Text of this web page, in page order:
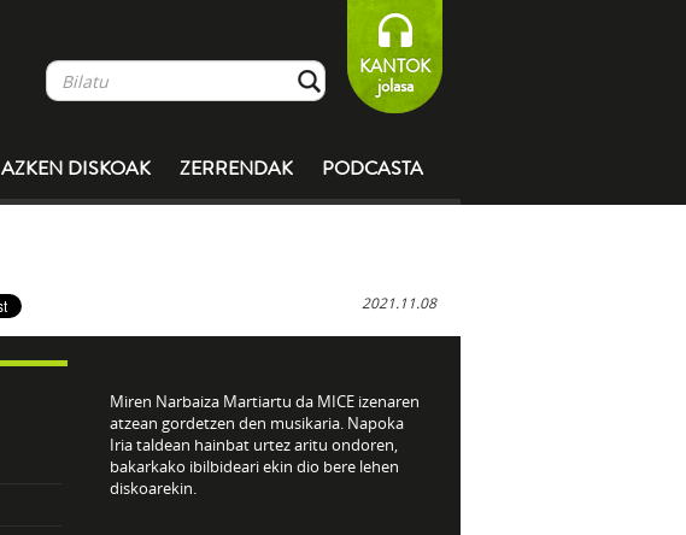
KANTOK
jolasa
AZKEN DISKOAK ZERRENDAK PODCASTA
2021.11.08
Miren Narbaiza Martiartu da MICE izenaren
atzean gordetzen den musikaria. Napoka
Iria taldean hainbat urtez aritu ondoren,
bakarkako ibilbideari ekin dio bere lehen
diskoarekin.